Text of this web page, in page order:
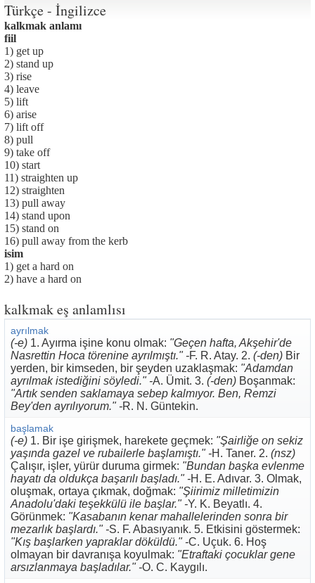
Türkçe - İngilizce
kalkmak anlamı
fiil
1) get up
2) stand up
3) rise
4) leave
5) lift
6) arise
7) lift off
8) pull
9) take off
10) start
11) straighten up
12) straighten
13) pull away
14) stand upon
15) stand on
16) pull away from the kerb
isim
1) get a hard on
2) have a hard on
kalkmak eş anlamlısı
ayrılmak
(-e) 1. Ayırma işine konu olmak: "Geçen hafta, Akşehir'de
Nasrettin Hoca törenine ayrılmıştı." -F. R. Atay. 2. (-den) Bir
yerden, bir kimseden, bir şeyden uzaklaşmak: "Adamdan
ayrılmak istediğini söyledi." -A. Ümit. 3. (-den) Boşanmak:
"Artık senden saklamaya sebep kalmıyor. Ben, Remzi
Bey'den ayrılıyorum." -R. N. Güntekin.
başlamak
(-e) 1. Bir işe girişmek, harekete geçmek: "Şairliğe on sekiz
yaşında gazel ve rubailerle başlamıştı." -H. Taner. 2. (nsz)
Çalışır, işler, yürür duruma girmek: "Bundan başka evlenme
hayatı da oldukça başarılı başladı." -H. E. Adıvar. 3. Olmak,
oluşmak, ortaya çıkmak, doğmak: "Şiirimiz milletimizin
Anadolu'daki teşekkülü ile başlar." -Y. K. Beyatlı. 4.
Görünmek: "Kasabanın kenar mahallelerinden sonra bir
mezarlık başlardı." -S. F. Abasıyanık. 5. Etkisini göstermek:
"Kış başlarken yapraklar döküldü." -C. Uçuk. 6. Hoş
olmayan bir davranışa koyulmak: "Etraftaki çocuklar gene
arsızlanmaya başladılar." -O. C. Kaygılı.